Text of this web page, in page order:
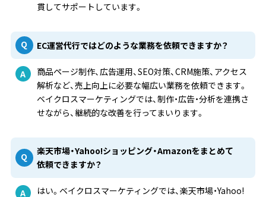
貫してサポートしています。
EC運営代行ではどのような業務を依頼できますか？
商品ページ制作、広告運用、SEO対策、CRM施策、アクセス
解析など、売上向上に必要な幅広い業務を依頼できます。
ベイクロスマーケティングでは、制作・広告・分析を連携さ
せながら、継続的な改善を行ってまいります。
楽天市場・Yahoo!ショッピング・Amazonをまとめて
依頼できますか？
はい。ベイクロスマーケティングでは、楽天市場・Yahoo!